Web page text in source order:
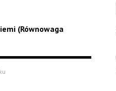
(Równowaga